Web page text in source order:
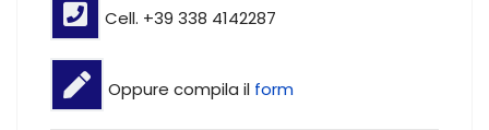
Cell. +39 338 4142287
Oppure compila il form